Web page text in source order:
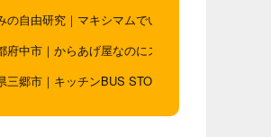
の自由研究｜マキシマムでいつもと違う唐揚げを
府中市｜からあげ屋なのにスムージー｜ダシベ
三郷市｜キッチンBUS STOP｜お弁当の概念を